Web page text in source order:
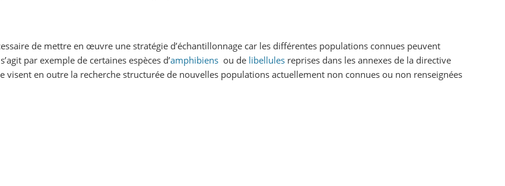
de mettre en œuvre une stratégie d’échantillonnage car les différentes populations connues peuvent
par exemple de certaines espèces d’amphibiensou de libellulesreprises dans les annexes de la directive
visent en outre la recherche structurée de nouvelles populations actuellement non connues ou non renseignées